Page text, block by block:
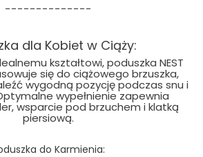
--------------
dla Kobiet w Ciąży:
kształtowi, poduszka NEST
się do ciążowego brzuszka,
wygodną pozycję podczas snu i
wypełnienie zapewnia
wsparcie pod brzuchem i klatką
piersiową.
do Karmienia: